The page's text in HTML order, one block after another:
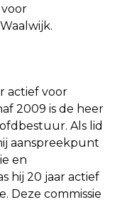
voor
actief voor
2009 is de heer
Als lid
aanspreekpunt
en
hij 20 jaar actief
Deze commissie